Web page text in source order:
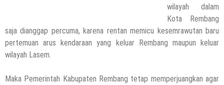
wilayah dalam
Kota Rembang
saja dianggap percuma, karena rentan memicu kesemrawutan baru
pertemuan arus kendaraan yang keluar Rembang maupun keluar
wilayah Lasem.
Maka Pemerintah Kabupaten Rembang tetap memperjuangkan agar